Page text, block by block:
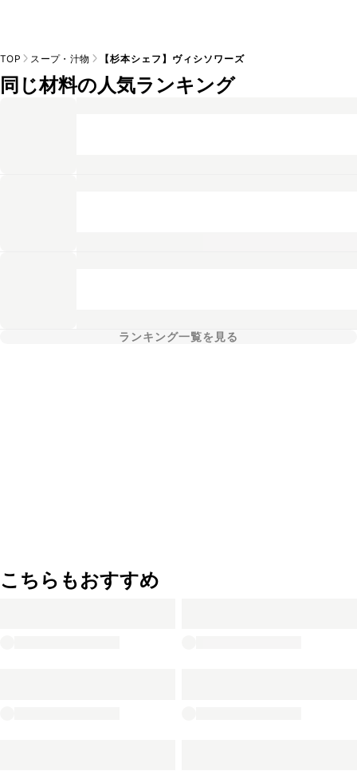
TOP スープ・汁物 【杉本シェフ】ヴィシソワーズ
同じ材料の人気ランキング
ランキング一覧を見る
こちらもおすすめ